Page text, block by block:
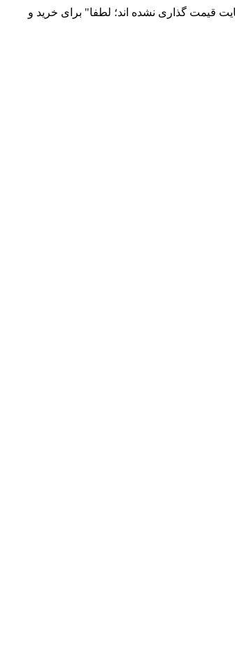
021 و 09120958931 / بدلیل نوسانات قیمت ارز محصولات سایت قیمت گذاری نشده اند؛ لطفا" برای خرید و